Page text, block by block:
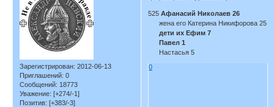
Зарегистрирован: 2012-06-13
Приглашений: 0
Сообщений: 18773
Уважение: [+274/-1]
Позитив: [+383/-3]
525Афанасий Николаев 26
жена его Катерина Никифорова 25
дети их Ефим 7
Павел 1
Настасья 5
0